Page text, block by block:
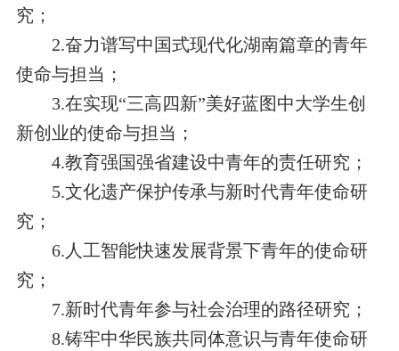
究；
2.奋力谱写中国式现代化湖南篇章的青年
使命与担当；
3.在实现“三高四新”美好蓝图中大学生创
新创业的使命与担当；
4.教育强国强省建设中青年的责任研究；
5.文化遗产保护传承与新时代青年使命研
究；
6.人工智能快速发展背景下青年的使命研
究；
7.新时代青年参与社会治理的路径研究；
8.铸牢中华民族共同体意识与青年使命研